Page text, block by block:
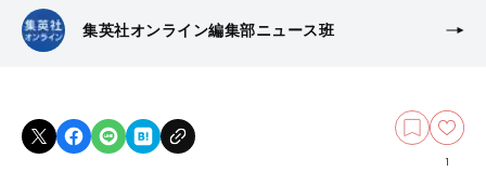
集英社オンライン編集部ニュース班
1